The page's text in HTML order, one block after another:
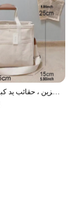
حقيبة حفاضات للأطفال حديثي الولادة ، حقيبة كتف للأمهات ، مبطنة مطرزة ، عربة أطفال ، منظم تخزين ، حقائب يد كبيرة ، طراز كوريا